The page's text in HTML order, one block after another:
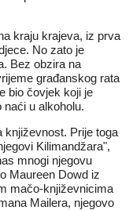
kraju krajeva, iz prva
No zato je
Bez obzira na
građanskog rata
bio čovjek koji je
u alkoholu.
književnost. Prije toga
Kilimandžara",
mnogi njegovu
Maureen Dowd iz
mačo-književnicima
Mailera, njegovo